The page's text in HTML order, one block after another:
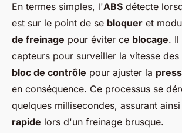
En termes simples, l'ABS détecte
est sur le point de se bloquer et
de freinage pour éviter ce blocage. Il
capteurs pour surveiller la vitesse des
bloc de contrôle pour ajuster la
en conséquence. Ce processus se
quelques millisecondes, assurant
rapide lors d'un freinage brusque.